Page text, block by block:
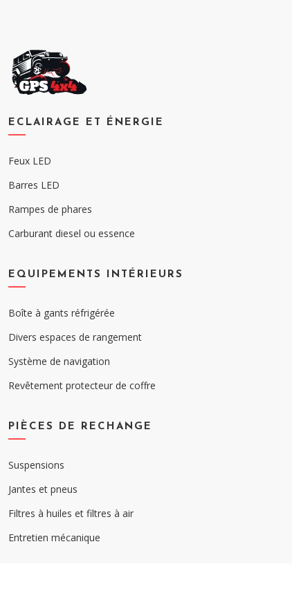
ECLAIRAGE ET ÉNERGIE
Feux LED
Barres LED
Rampes de phares
Carburant diesel ou essence
EQUIPEMENTS INTÉRIEURS
Boîte à gants réfrigérée
Divers espaces de rangement
Système de navigation
Revêtement protecteur de coffre
PIÈCES DE RECHANGE
Suspensions
Jantes et pneus
Filtres à huiles et filtres à air
Entretien mécanique